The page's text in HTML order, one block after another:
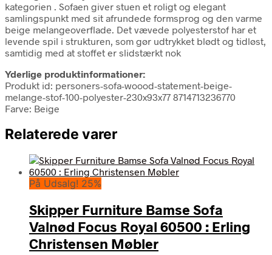
kategorien . Sofaen giver stuen et roligt og elegant
samlingspunkt med sit afrundede formsprog og den varme
beige melangeoverflade. Det vævede polyesterstof har et
levende spil i strukturen, som gør udtrykket blødt og tidløst,
samtidig med at stoffet er slidstærkt nok
Yderlige produktinformationer:
Produkt id: personers-sofa-woood-statement-beige-
melange-stof-100-polyester-230x93x77 8714713236770
Farve: Beige
Relaterede varer
På Udsalg! 25%
Skipper Furniture Bamse Sofa
Valnød Focus Royal 60500 : Erling
Christensen Møbler